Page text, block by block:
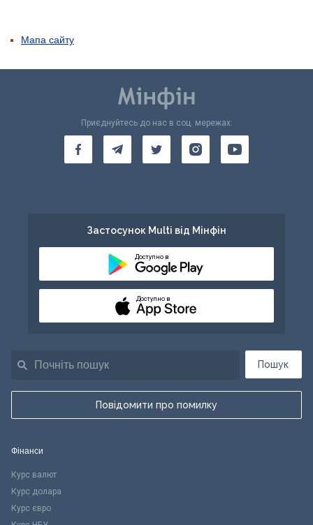
Мапа сайту
Пошук
Повідомити про помилку
Приєднуйтесь до нас в соц. мережах:
Застосунок Multi від Мінфін
Доступно в
Доступно в
Фінанси
Курс валют
Курс долара
Курс євро